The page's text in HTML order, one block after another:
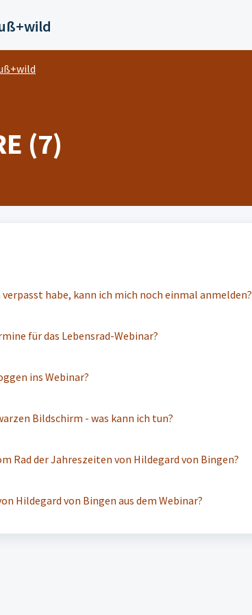
(7)
habe, kann ich mich noch einmal anmelden?
für das Lebensrad-Webinar?
ins Webinar?
Bildschirm - was kann ich tun?
Rad der Jahreszeiten von Hildegard von Bingen?
Hildegard von Bingen aus dem Webinar?